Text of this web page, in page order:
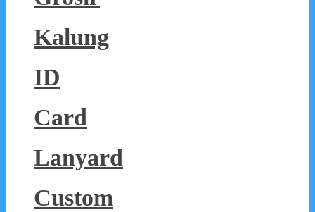
Kalung
ID
Card
Lanyard
Custom